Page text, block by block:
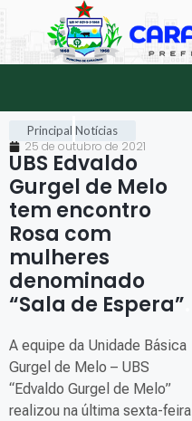
Principal Notícias
25 de outubro de 2021
UBS Edvaldo
Gurgel de Melo
tem encontro
Rosa com
mulheres
denominado
“Sala de Espera”
A equipe da Unidade Básica
Gurgel de Melo – UBS
“Edvaldo Gurgel de Melo”
realizou na última sexta-feira